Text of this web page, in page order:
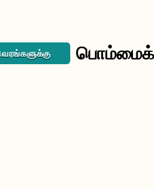
பொம்மைக்